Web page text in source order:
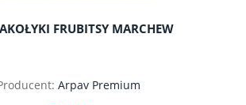
FRUBITSY MARCHEW
Arpav Premium